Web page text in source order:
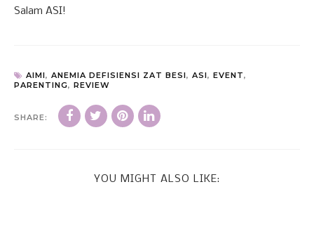
Salam ASI!
AIMI, ANEMIA DEFISIENSI ZAT BESI, ASI, EVENT,
PARENTING, REVIEW
SHARE:
YOU MIGHT ALSO LIKE: